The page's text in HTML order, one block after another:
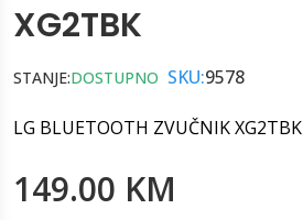
XG2TBK
STANJE:DOSTUPNO SKU:9578
LG BLUETOOTH ZVUČNIK XG2TBK
149.00 KM